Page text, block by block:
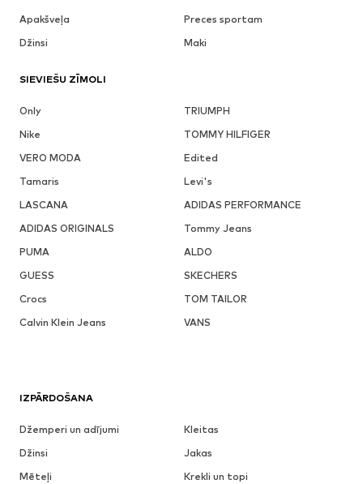
Apakšveļa
Preces sportam
Džinsi
Maki
SIEVIEŠU ZĪMOLI
Only
TRIUMPH
Nike
TOMMY HILFIGER
VERO MODA
Edited
Tamaris
Levi's
LASCANA
ADIDAS PERFORMANCE
ADIDAS ORIGINALS
Tommy Jeans
PUMA
ALDO
GUESS
SKECHERS
Crocs
TOM TAILOR
Calvin Klein Jeans
VANS
IZPĀRDOŠANA
Džemperi un adījumi
Kleitas
Džinsi
Jakas
Mēteļi
Krekli un topi